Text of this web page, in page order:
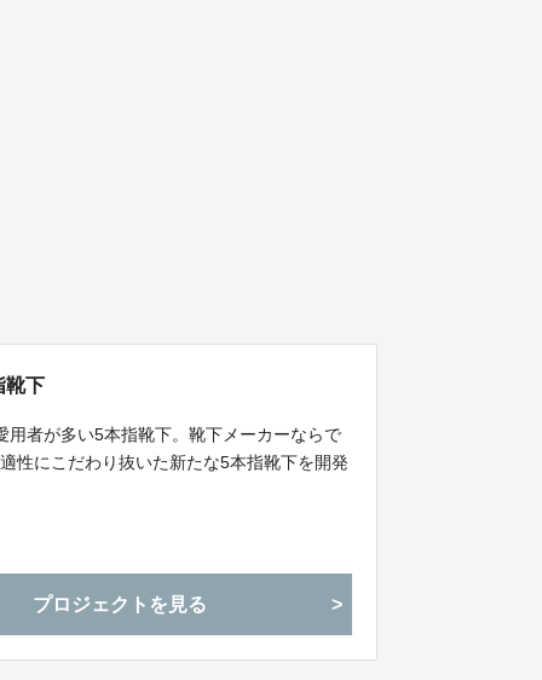
靴下
者が多い5本指靴下。靴下メーカーならで
性にこだわり抜いた新たな5本指靴下を開発
プロジェクトを見る